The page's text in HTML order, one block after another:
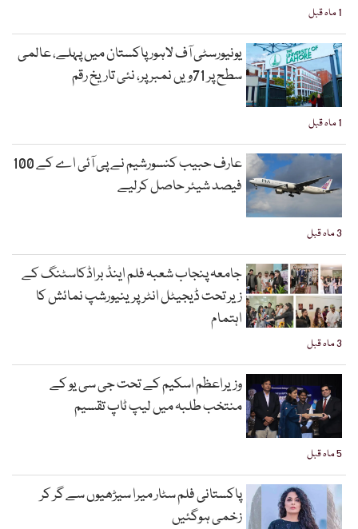
1 ماہ قبل
1 ماہ قبل
یونیورسٹی آف لاہور پاکستان میں پہلے، عالمی
سطح پر 71ویں نمبر پر، نئی تاریخ رقم
3 ماہ قبل
عارف حبیب کنسورشیم نے پی آئی اے کے 100
فیصد شیئر حاصل کرلیے
3 ماہ قبل
جامعہ پنجاب شعبہ فلم اینڈ براڈکاسٹنگ کے
زیر تحت ڈیجیٹل انٹرپرینیورشپ نمائش کا
اہتمام
5 ماہ قبل
وزیراعظم اسکیم کے تحت جی سی یو کے
منتخب طلبہ میں لیپ ٹاپ تقسیم
پاکستانی فلم سٹار میرا سیڑھیوں سے گر کر
زخمی ہوگئیں